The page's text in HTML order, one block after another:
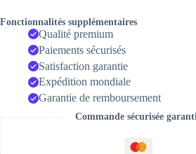
Huawei
Fonctionnalités supplémentaires
Qualité premium
Paiements sécurisés
Satisfaction garantie
Expédition mondiale
Garantie de remboursement
Commande sécurisée